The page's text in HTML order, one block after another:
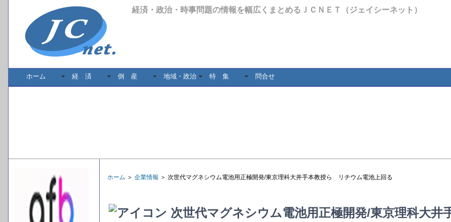
経済・政治・時事問題の情報を幅広くまとめるＪＣＮＥＴ（ジェイシーネット）
ホーム 経 済 倒 産 地域・政治 特 集 問合せ
ホーム ＞ 企業情報 ＞ 次世代マグネシウム電池用正極開発/東京理科大井手本教授ら リチウム電池上回る
次世代マグネシウム電池用正極開発/東京理科大井